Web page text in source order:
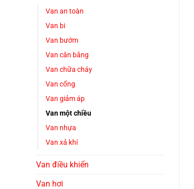
Van an toàn
Van bi
Van bướm
Van cân bằng
Van chữa cháy
Van cổng
Van giảm áp
Van một chiều
Van nhựa
Van xả khí
Van điều khiển
Van hơi